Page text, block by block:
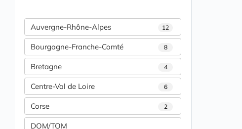
Auvergne-Rhône-Alpes 12
Bourgogne-Franche-Comté 8
Bretagne 4
Centre-Val de Loire 6
Corse 2
DOM/TOM